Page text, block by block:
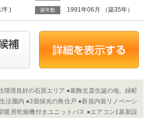
坪 ) 築年数 1991年06月 （築35年）
境良好の石原エリア ●葛飾北斎生誕の地、緑町
活圏内 ●3面採光の角住戸 ●新規内装リノベーシ
暖房乾燥機付きユニットバス ●エアコン1基新設